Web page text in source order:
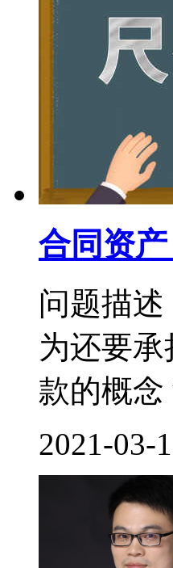
合同资
问题描
为还要
款的概
2021-03-